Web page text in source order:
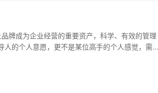
牌成为企业经营的重要资产，科学、有效的管理
的个人意愿，更不是某位高手的个人感觉，需要